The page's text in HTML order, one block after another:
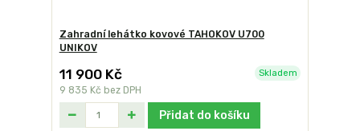
Zahradní lehátko kovové TAHOKOV U700
UNIKOV
11 900 Kč
9 835 Kč bez DPH
Skladem
Přidat do košíku